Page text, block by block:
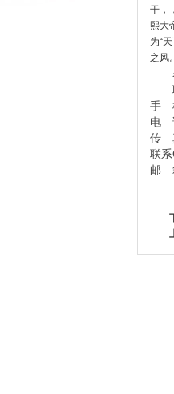
干，
熙大
为“
之风
手
电
传
联
邮